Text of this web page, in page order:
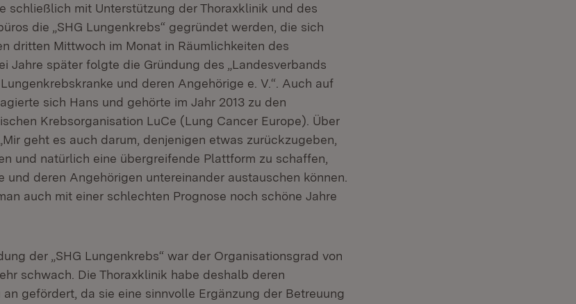
schließlich mit Unterstützung der Thoraxklinik und des
die „SHG Lungenkrebs“ gegründet werden, die sich
dritten Mittwoch im Monat in Räumlichkeiten des
Jahre später folgte die Gründung des „Landesverbands
und deren Angehörige e. V.“. Auch auf
sich Hans und gehörte im Jahr 2013 zu den
Krebsorganisation LuCe (Lung Cancer Europe). Über
geht es auch darum, denjenigen etwas zurückzugeben,
und natürlich eine übergreifende Plattform zu schaffen,
und deren Angehörigen untereinander austauschen können.
auch mit einer schlechten Prognose noch schöne Jahre
der „SHG Lungenkrebs“ war der Organisationsgrad von
schwach. Die Thoraxklinik habe deshalb deren
gefördert, da sie eine sinnvolle Ergänzung der Betreuung